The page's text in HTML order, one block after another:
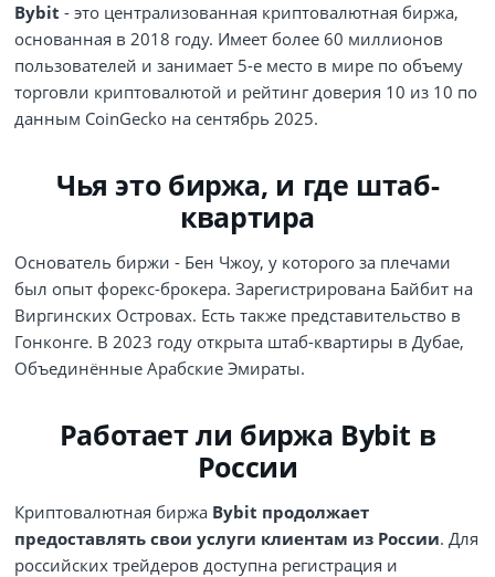
Bybit - это централизованная криптовалютная биржа,
основанная в 2018 году. Имеет более 60 миллионов
пользователей и занимает 5-е место в мире по объему
торговли криптовалютой и рейтинг доверия 10 из 10 по
данным CoinGecko на сентябрь 2025.
Чья это биржа, и где штаб-
квартира
Основатель биржи - Бен Чжоу, у которого за плечами
был опыт форекс-брокера. Зарегистрирована Байбит на
Виргинских Островах. Есть также представительство в
Гонконге. В 2023 году открыта штаб-квартиры в Дубае,
Объединённые Арабские Эмираты.
Работает ли биржа Bybit в
России
Криптовалютная биржа Bybit продолжает
предоставлять свои услуги клиентам из России. Для
российских трейдеров доступна регистрация и